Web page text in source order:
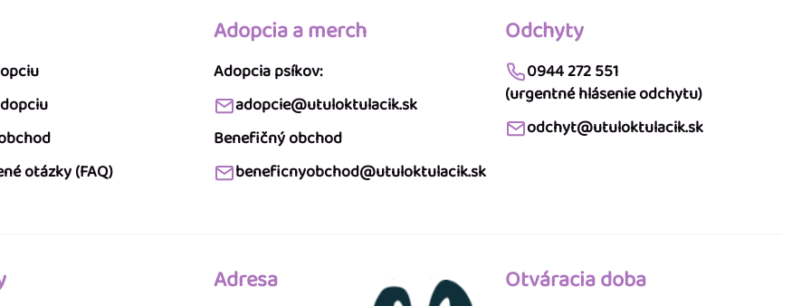
otázky (FAQ)
Adopcia a merch
Adopcia psíkov:
adopcie@utuloktulacik.sk
Benefičný obchod
beneficnyobchod@utuloktulacik.sk
Odchyty
0944 272 551
(urgentné hlásenie odchytu)
odchyt@utuloktulacik.sk
Adresa Otváracia doba